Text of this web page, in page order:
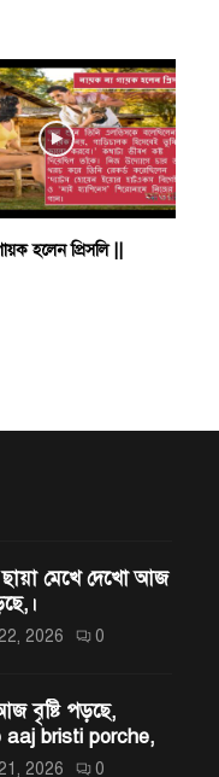
হলেন প্রিসলি ||
মেখে দেখো আজ
2026 0
বৃষ্টি পড়ছে,
aaj bristi porche,
2026 0